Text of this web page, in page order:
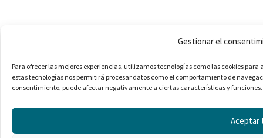
Gestionar el
Para ofrecer las mejores experiencias, utilizamos tecnologías como las cookies
estas tecnologías nos permitirá procesar datos como el comportamiento de
consentimiento, puede afectar negativamente a ciertas características y funciones.
Aceptar